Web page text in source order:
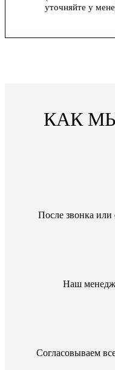
уточняйте у
КАК
После звонка или
Наш
Согласовываем